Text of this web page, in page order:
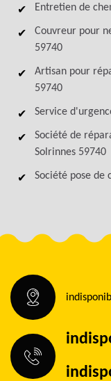
Entretien de
Couvreur pour
59740
Artisan pour
59740
Service
Société de
Solrinnes 59740
Société pose de